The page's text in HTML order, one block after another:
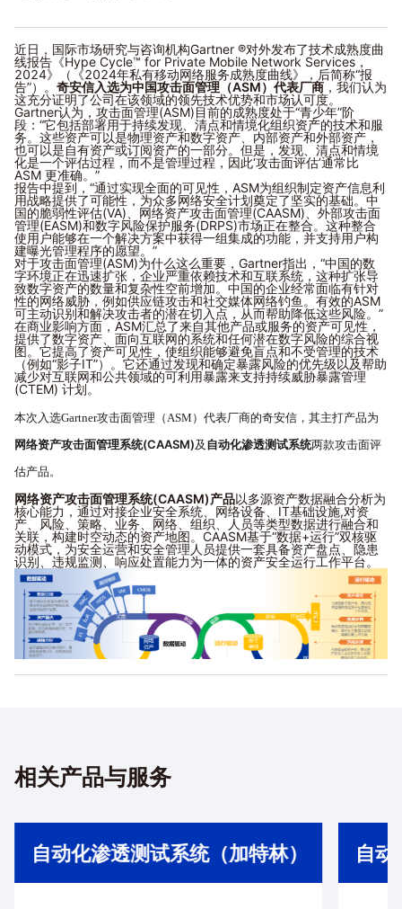
近日，国际市场研究与咨询机构Gartner ®对外发布了技术成熟度曲
线报告《Hype Cycle™ for Private Mobile Network Services，
2024》（《2024年私有移动网络服务成熟度曲线》，后简称“报
告”）。奇安信入选为中国攻击面管理（ASM）代表厂商 ，我们认为
这充分证明了公司在该领域的领先技术优势和市场认可度。
Gartner认为，攻击面管理(ASM)目前的成熟度处于“青少年”阶
段：“它包括部署用于持续发现、清点和情境化组织资产的技术和服
务。这些资产可以是物理资产和数字资产、内部资产和外部资产，
也可以是自有资产或订阅资产的一部分。但是，发现、清点和情境
化是一个评估过程，而不是管理过程，因此‘攻击面评估’通常比
ASM 更准确。”
报告中提到，“通过实现全面的可见性，ASM为组织制定资产信息利
用战略提供了可能性，为众多网络安全计划奠定了坚实的基础。中
国的脆弱性评估(VA)、网络资产攻击面管理(CAASM)、外部攻击面
管理(EASM)和数字风险保护服务(DRPS)市场正在整合。这种整合
使用户能够在一个解决方案中获得一组集成的功能，并支持用户构
建曝光管理程序的愿望。”
对于攻击面管理(ASM)为什么这么重要，Gartner指出，“中国的数
字环境正在迅速扩张，企业严重依赖技术和互联系统，这种扩张导
致数字资产的数量和复杂性空前增加。中国的企业经常面临有针对
性的网络威胁，例如供应链攻击和社交媒体网络钓鱼。有效的ASM
可主动识别和解决攻击者的潜在切入点，从而帮助降低这些风险。”
在商业影响方面，ASM汇总了来自其他产品或服务的资产可见性，
提供了数字资产、面向互联网的系统和任何潜在数字风险的综合视
图。它提高了资产可见性，使组织能够避免盲点和不受管理的技术
（例如“影子IT”）。它还通过发现和确定暴露风险的优先级以及帮助
减少对互联网和公共领域的可利用暴露来支持持续威胁暴露管理
(CTEM) 计划。
本次入选Gartner攻击面管理（ASM）代表厂商的奇安信，其主打产品为
网络资产攻击面管理系统(CAASM)及 自动化渗透测试系统两款攻击面评
估产品。
网络资产攻击面管理系统(CAASM)产品以多源资产数据融合分析为
核心能力，通过对接企业安全系统、网络设备、IT基础设施,对资
产、风险、策略、业务、网络、组织、人员等类型数据进行融合和
关联，构建时空动态的资产地图。CAASM基于“数据+运行”双核驱
动模式，为安全运营和安全管理人员提供一套具备资产盘点、隐患
识别、违规监测、响应处置能力为一体的资产安全运行工作平台。
到收敛组织网络资产攻击面、有效防护网络攻击路径的目标。
在今年5月份全球网络安全行业盛会RSAC大会期间，网络资产攻击
面管理系统(CAASM)荣膺由国际领先的信息安全媒体CDM（《网络
自动化渗透测试系统产品（代号“加特林”）能够模拟攻击者，自动
测，到权限维持、横向渗透等步骤，以帮助客户有效发现外部暴露
的攻击面并修复安全漏洞、强化安全防御体系。
口令爆破等多种自动化技术手段，全面捕获包括IP、域名、端口、
相关产品与服务
自动化渗透测试系统（加特林） 自